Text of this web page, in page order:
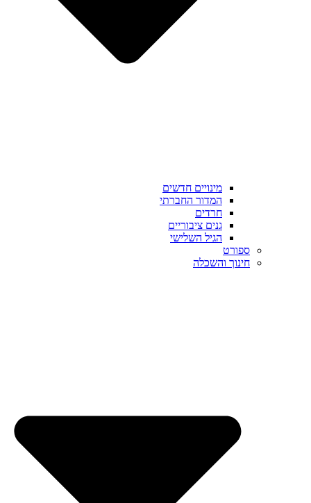
מינויים חדשים
המדור החברתי
גנים ציבוריים
הגיל השלישי
חינוך והשכלה